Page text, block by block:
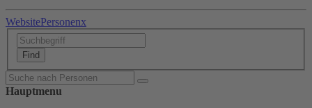
WebsitePersonenx
Hauptmenu